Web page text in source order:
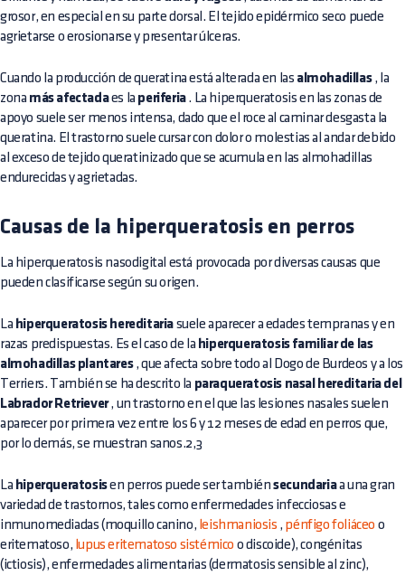
grosor, en especial en su parte dorsal. El tejido epidérmico seco puede
agrietarse o erosionarse y presentar úlceras.
Cuando la producción de queratina está alterada en las almohadillas, la
zona más afectadaes la periferia. La hiperqueratosis en las zonas de
apoyo suele ser menos intensa, dado que el roce al caminar desgasta la
queratina. El trastorno suele cursar con dolor o molestias al andar debido
al exceso de tejido queratinizado que se acumula en las almohadillas
endurecidas y agrietadas.
Causas de la hiperqueratosis en perros
La hiperqueratosis nasodigital está provocada por diversas causas que
pueden clasificarse según su origen.
La hiperqueratosis hereditaria suele aparecer a edades tempranas y en
razas predispuestas. Es el caso de la hiperqueratosis familiar de las
almohadillas plantares, que afecta sobre todo al Dogo de Burdeos y a los
Terriers. También se ha descrito la paraqueratosis nasal hereditaria del
Labrador Retriever, un trastorno en el que las lesiones nasales suelen
aparecer por primera vez entre los 6 y 12 meses de edad en perros que,
por lo demás, se muestran sanos.2,3
La hiperqueratosisen perros puede ser tambiénsecundariaa una gran
variedad de trastornos, tales como enfermedades infecciosas e
inmunomediadas (moquillo canino, leishmaniosis , pénfigo foliáceo o
eritematoso, lupus eritematoso sistémico o discoide), congénitas
(ictiosis), enfermedades alimentarias (dermatosis sensible al zinc),